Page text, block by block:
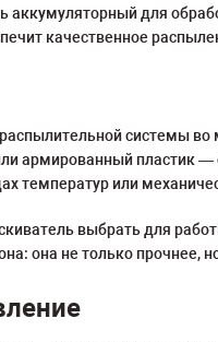
аккумуляторный для
качественное
системы во
армированный пластик —
температур или
выбрать для
она не только прочнее,